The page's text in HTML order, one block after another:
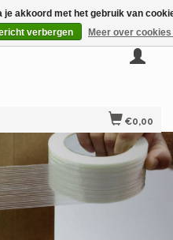
€0,00
je akkoord met het gebruik van
verbergen Meer over cookies